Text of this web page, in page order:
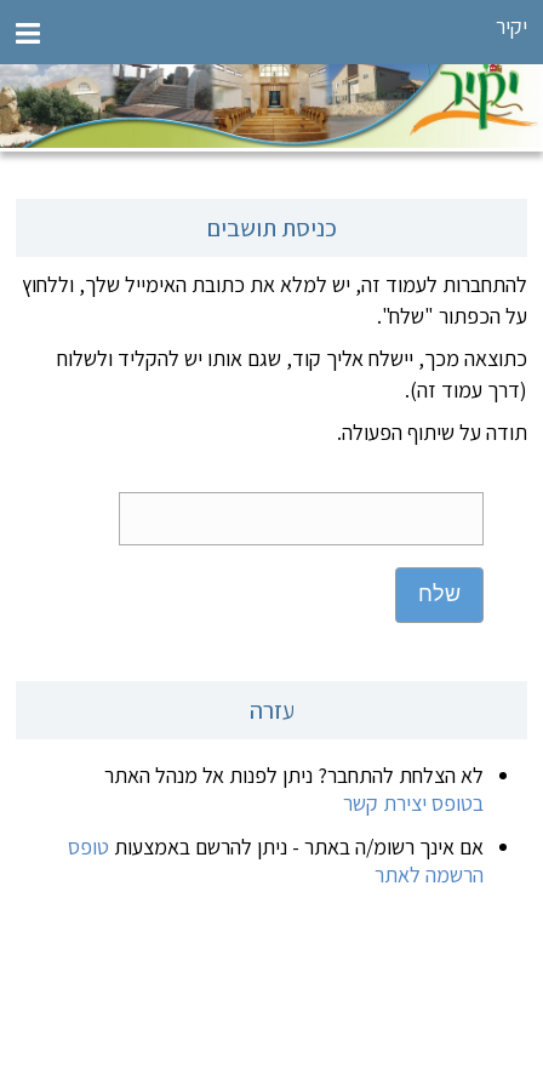
יקיר
כניסת תושבים
להתחברות לעמוד זה, יש למלא את כתובת האימייל שלך, וללחוץ
על הכפתור "שלח".
כתוצאה מכך, יישלח אליך קוד, שגם אותו יש להקליד ולשלוח
(דרך עמוד זה).
תודה על שיתוף הפעולה.
שלח
עזרה
לא הצלחת להתחבר? ניתן לפנות אל מנהל האתר
בטופס יצירת קשר
אם אינך רשומ/ה באתר - ניתן להרשם באמצעות טופס
הרשמה לאתר